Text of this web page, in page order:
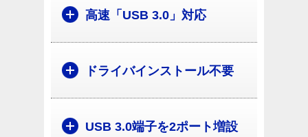
高速「USB 3.0」対応
ドライバインストール不要
USB 3.0端子を2ポート増設